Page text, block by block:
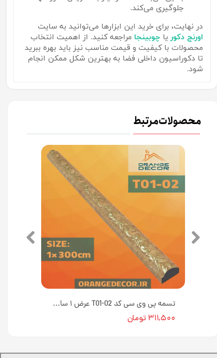
جلوگیری می‌کند.
در نهایت، برای خرید این ابزارها می‌توانید به سایت
اورنج دکور یا چوبینجا مراجعه کنید. از اهمیت انتخاب
محصولات با کیفیت و قیمت مناسب نیز باید بهره ببرید
تا دکوراسیون داخلی فضا به بهترین شکل ممکن انجام
شود.
محصولات مرتبط
تسمه پی وی سی کد T01-02 عرض ۱ سانت [انبار تهران]
۳۱۱,۵۰۰ تومان